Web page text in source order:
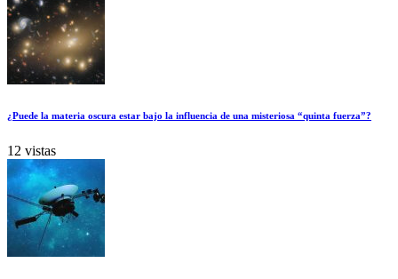
¿Puede la materia oscura estar bajo la influencia de una misteriosa “quinta fuerza”?
12 vistas